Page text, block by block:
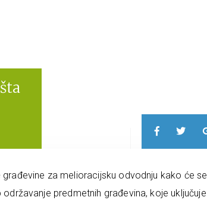
za melioracijsku odvodnju kako će se
predmetnih građevina, koje uključuje